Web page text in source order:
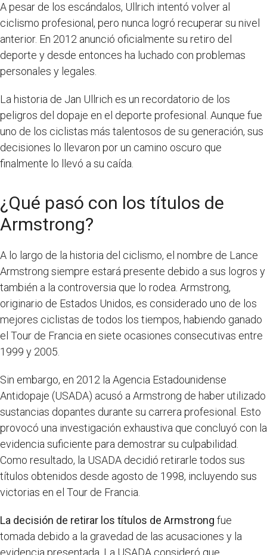
A pesar de los escándalos, Ullrich intentó volver al
ciclismo profesional, pero nunca logró recuperar su nivel
anterior. En 2012 anunció oficialmente su retiro del
deporte y desde entonces ha luchado con problemas
personales y legales.
La historia de Jan Ullrich es un recordatorio de los
peligros del dopaje en el deporte profesional. Aunque fue
uno de los ciclistas más talentosos de su generación, sus
decisiones lo llevaron por un camino oscuro que
finalmente lo llevó a su caída.
¿Qué pasó con los títulos de
Armstrong?
A lo largo de la historia del ciclismo, el nombre de Lance
Armstrong siempre estará presente debido a sus logros y
también a la controversia que lo rodea. Armstrong,
originario de Estados Unidos, es considerado uno de los
mejores ciclistas de todos los tiempos, habiendo ganado
el Tour de Francia en siete ocasiones consecutivas entre
1999 y 2005.
Sin embargo, en 2012 la Agencia Estadounidense
Antidopaje (USADA) acusó a Armstrong de haber utilizado
sustancias dopantes durante su carrera profesional. Esto
provocó una investigación exhaustiva que concluyó con la
evidencia suficiente para demostrar su culpabilidad.
Como resultado, la USADA decidió retirarle todos sus
títulos obtenidos desde agosto de 1998, incluyendo sus
victorias en el Tour de Francia.
La decisión de retirar los títulos de Armstrong fue
tomada debido a la gravedad de las acusaciones y la
evidencia presentada. La USADA consideró que